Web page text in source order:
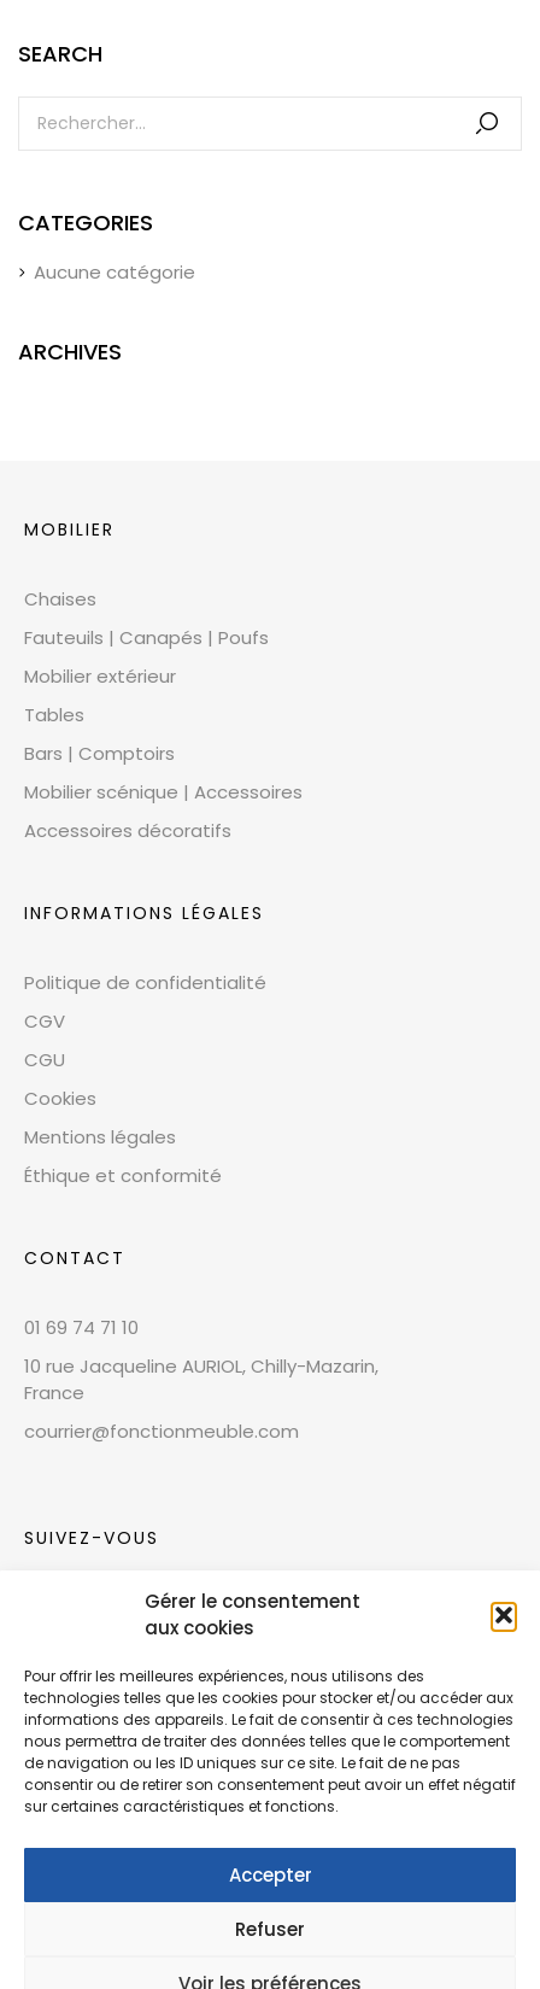
Gérer le consentement
aux cookies
Pour offrir les meilleures expériences, nous utilisons des
technologies telles que les cookies pour stocker et/ou accéder aux
informations des appareils. Le fait de consentir à ces technologies
nous permettra de traiter des données telles que le comportement
de navigation ou les ID uniques sur ce site. Le fait de ne pas
consentir ou de retirer son consentement peut avoir un effet négatif
sur certaines caractéristiques et fonctions.
Accepter
Refuser
Voir les préférences
SEARCH
CATEGORIES
Aucune catégorie
ARCHIVES
MOBILIER
Chaises
Fauteuils | Canapés | Poufs
Mobilier extérieur
Tables
Bars | Comptoirs
Mobilier scénique | Accessoires
Accessoires décoratifs
INFORMATIONS LÉGALES
Politique de confidentialité
CGV
CGU
Cookies
Mentions légales
Éthique et conformité
CONTACT
01 69 74 71 10
10 rue Jacqueline AURIOL, Chilly-Mazarin,
France
courrier@fonctionmeuble.com
SUIVEZ-VOUS
Rejoignez notre communauté sur les réseaux
Nouvelles collections, vie de l’équipe ou
inspirations : soyez informés de nos dernières
actualités.
© Copyright Fonction Meuble